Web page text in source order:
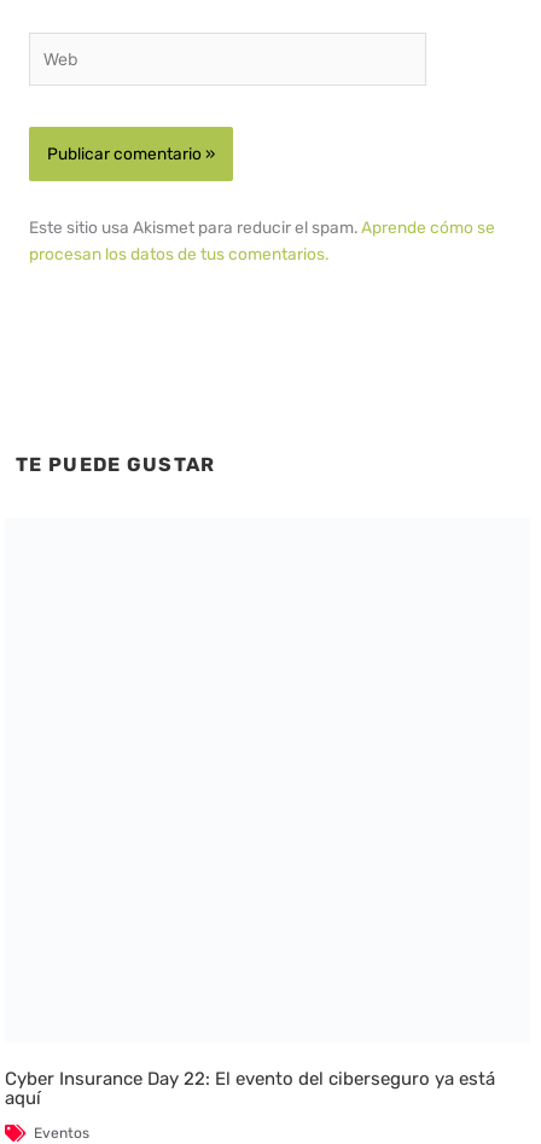
Este sitio usa Akismet para reducir el spam.Aprende cómo se
procesan los datos de tus comentarios.
TE PUEDE GUSTAR
Cyber Insurance Day 22: El evento del ciberseguro ya está
aquí
Eventos